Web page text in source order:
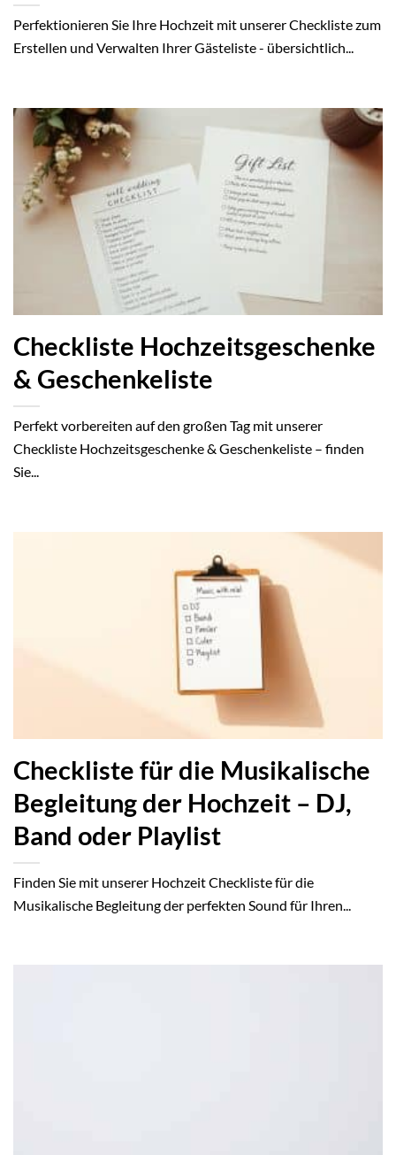
Perfektionieren Sie Ihre Hochzeit mit unserer Checkliste zum
Erstellen und Verwalten Ihrer Gästeliste - übersichtlich...
Checkliste Hochzeitsgeschenke
& Geschenkeliste
Perfekt vorbereiten auf den großen Tag mit unserer
Checkliste Hochzeitsgeschenke & Geschenkeliste – finden
Sie...
Checkliste für die Musikalische
Begleitung der Hochzeit – DJ,
Band oder Playlist
Finden Sie mit unserer Hochzeit Checkliste für die
Musikalische Begleitung der perfekten Sound für Ihren...